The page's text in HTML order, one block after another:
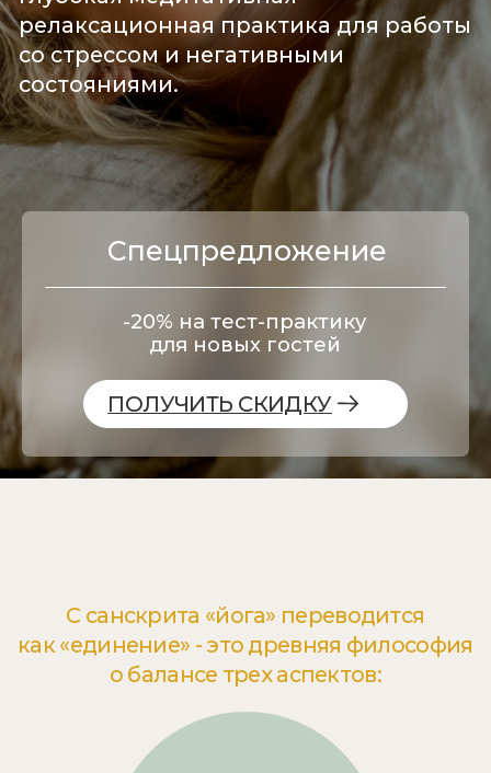
Спецпредложение
-20% на тест-практику
для новых гостей
ПОЛУЧИТЬ СКИДКУ
Сознание
С санскрита «йога» переводится
как «единение» - это древняя философия
о балансе трех аспектов: